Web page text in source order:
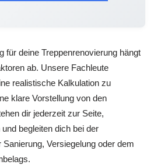
für deine Treppenrenovierung hängt
ab. Unsere Fachleute
realistische Kalkulation zu
klare Vorstellung von den
dir jederzeit zur Seite,
begleiten dich bei der
Versiegelung oder dem